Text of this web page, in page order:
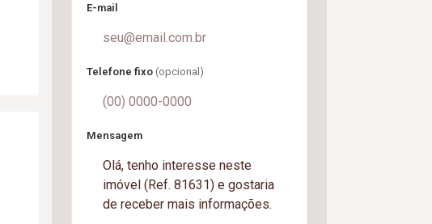
E-mail
Telefone fixo (opcional)
Mensagem